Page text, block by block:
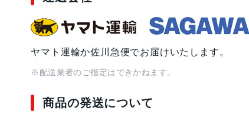
ヤマト運輸か佐川急便でお届けいたします。
※配送業者のご指定はできかねます。
商品の発送について